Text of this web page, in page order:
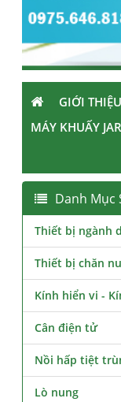
GIỚI THIỆU
MÁY KHUẤY
Danh Mục
Thiết bị ngành
Thiết bị chăn
Kính hiển vi -
Cân điện tử
Nồi hấp tiệt
Lò nung